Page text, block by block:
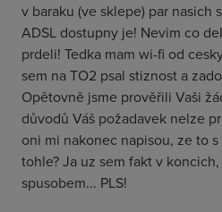
v baraku (ve sklepe) par
ADSL dostupny je! Nevim co
prdeli! Tedka mam wi-fi od
sem na TO2 psal stiznost a
Opětovně jsme prověřili Vaši
důvodů Váš požadavek nelze
oni mi nakonec napisou, ze to
tohle? Ja uz sem fakt v
spusobem... PLS!